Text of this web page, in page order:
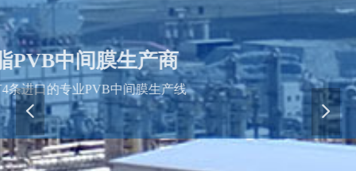
全树脂PVB中间膜生产商
公司拥有4条进口的专业PVB中间膜生产线
넳 넲